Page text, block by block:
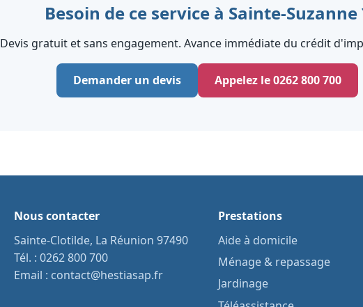
Besoin de ce service à Sainte-Suzanne
Devis gratuit et sans engagement. Avance immédiate du crédit
Demander un devis Appelez le 0262 800 700
Nous contacter
Sainte-Clotilde, La Réunion 97490
Tél. : 0262 800 700
Email : contact@hestiasap.fr
Prestations
Aide à domicile
Ménage & repassage
Jardinage